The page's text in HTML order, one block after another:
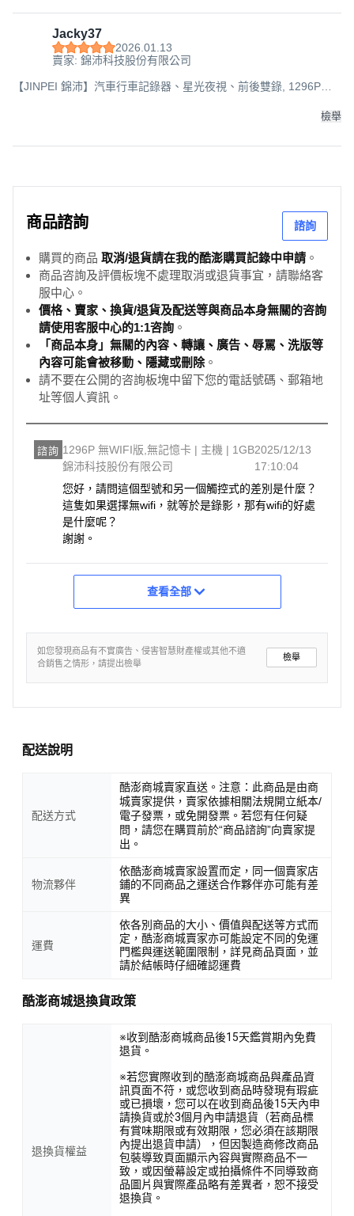
Jacky37
2026.01.13
賣家: 錦沛科技股份有限公司
【JINPEI 錦沛】汽車行車記錄器、星光夜視、前後雙錄, 1296P
檢舉
商品諮詢 諮詢
購買的商品 取消/退貨請在我的酷澎購買記錄中申請 。
商品咨詢及評價板塊不處理取消或退貨事宜，請聯絡客
服中心。
價格、賣家、換貨/退貨及配送等與商品本身無關的咨詢
請使用客服中心的1:1咨詢 。
「商品本身」無關的內容、轉讓、廣告、辱罵、洗版等
內容可能會被移動、隱藏或刪除。
請不要在公開的咨詢板塊中留下您的電話號碼、郵箱地
址等個人資訊。
諮詢 1296P 無WIFI版,無記憶卡 | 主機 | 1GB
錦沛科技股份有限公司
2025/12/13
17:10:04
您好，請問這個型號和另一個觸控式的差別是什麼？
這隻如果選擇無wifi，就等於是錄影，那有wifi的好處
是什麼呢？
謝謝。
查看全部
如您發現商品有不實廣告、侵害智慧財產權或其他不適
合銷售之情形，請提出檢舉
檢舉
配送說明
配送方式
酷澎商城賣家直送。注意：此商品是由商
城賣家提供，賣家依據相關法規開立紙本/
電子發票，或免開發票。若您有任何疑
問，請您在購買前於“商品諮詢”向賣家提
出。
物流夥伴
依酷澎商城賣家設置而定，同一個賣家店
鋪的不同商品之運送合作夥伴亦可能有差
異
運費
依各別商品的大小、價值與配送等方式而
定，酷澎商城賣家亦可能設定不同的免運
門檻與運送範圍限制，詳見商品頁面，並
請於結帳時仔細確認運費
酷澎商城退換貨政策
退換貨權益
※收到酷澎商城商品後15天鑑賞期內免費
退貨。
※若您實際收到的酷澎商城商品與產品資
訊頁面不符，或您收到商品時發現有瑕疵
或已損壞，您可以在收到商品後15天內申
請換貨或於3個月內申請退貨（若商品標
有賞味期限或有效期限，您必須在該期限
內提出退貨申請），但因製造商修改商品
包裝導致頁面顯示內容與實際商品不一
致，或因螢幕設定或拍攝條件不同導致商
品圖片與實際產品略有差異者，恕不接受
退換貨。